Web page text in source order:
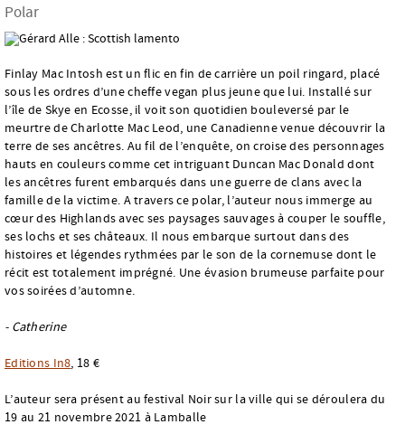
Polar
Finlay Mac Intosh est un flic en fin de carrière un poil ringard, placé
sous les ordres d’une cheffe vegan plus jeune que lui. Installé sur
l’île de Skye en Ecosse, il voit son quotidien bouleversé par le
meurtre de Charlotte Mac Leod, une Canadienne venue découvrir la
terre de ses ancêtres. Au fil de l’enquête, on croise des personnages
hauts en couleurs comme cet intriguant Duncan Mac Donald dont
les ancêtres furent embarqués dans une guerre de clans avec la
famille de la victime. A travers ce polar, l’auteur nous immerge au
cœur des Highlands avec ses paysages sauvages à couper le souffle,
ses lochs et ses châteaux. Il nous embarque surtout dans des
histoires et légendes rythmées par le son de la cornemuse dont le
récit est totalement imprégné. Une évasion brumeuse parfaite pour
vos soirées d’automne.
- Catherine
Editions In8, 18 €
L’auteur sera présent au festival Noir sur la ville qui se déroulera du
19 au 21 novembre 2021 à Lamballe